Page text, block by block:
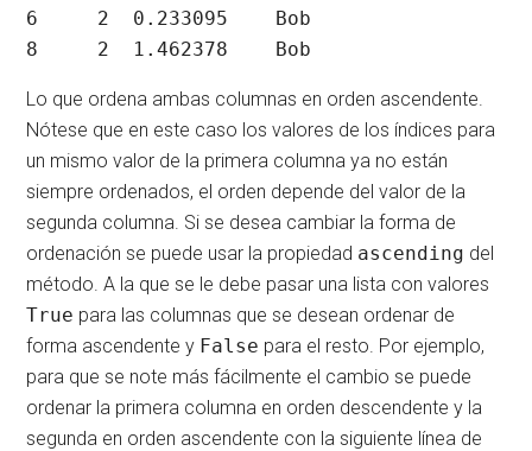
6     2  0.233095    Bob
8     2  1.462378    Bob
Lo que ordena ambas columnas en orden ascendente.
Nótese que en este caso los valores de los índices para
un mismo valor de la primera columna ya no están
siempre ordenados, el orden depende del valor de la
segunda columna. Si se desea cambiar la forma de
ordenación se puede usar la propiedad ascending del
método. A la que se le debe pasar una lista con valores
True para las columnas que se desean ordenar de
forma ascendente y False para el resto. Por ejemplo,
para que se note más fácilmente el cambio se puede
ordenar la primera columna en orden descendente y la
segunda en orden ascendente con la siguiente línea de